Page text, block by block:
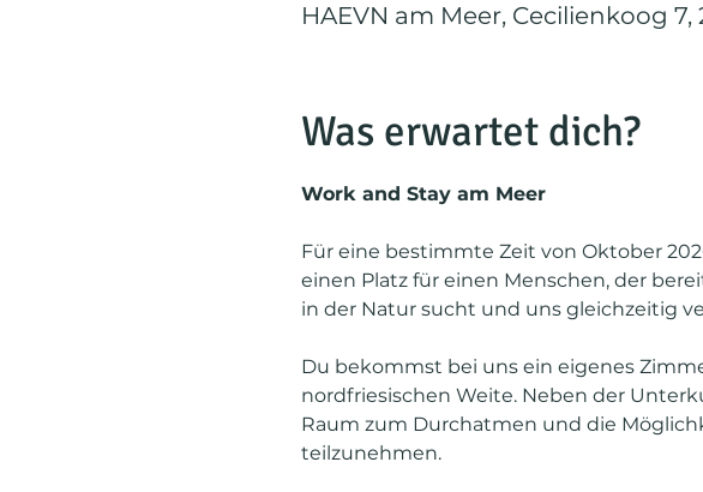
HAEVN am Meer, Cecilienkoog
Was erwartet dich?
Work and Stay am Meer
Für eine bestimmte Zeit von Oktober
einen Platz für einen Menschen, der
in der Natur sucht und uns gleichzeitig
Du bekommst bei uns ein eigenes
nordfriesischen Weite. Neben der
Raum zum Durchatmen und die
teilzunehmen.